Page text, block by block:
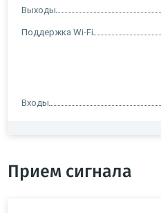
Выходы
Поддержка Wi-Fi
Входы
Прием сигнала